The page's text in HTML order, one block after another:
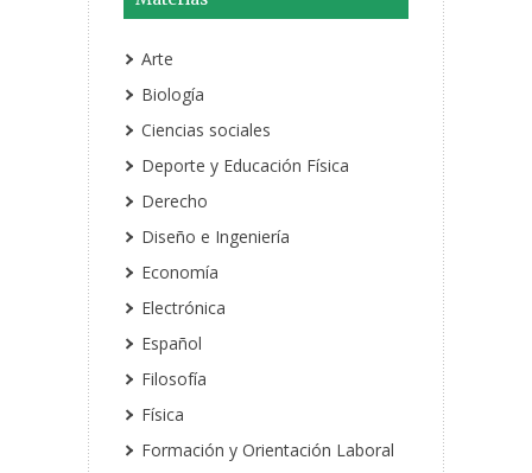
Arte
Biología
Ciencias sociales
Deporte y Educación Física
Derecho
Diseño e Ingeniería
Economía
Electrónica
Español
Filosofía
Física
Formación y Orientación Laboral